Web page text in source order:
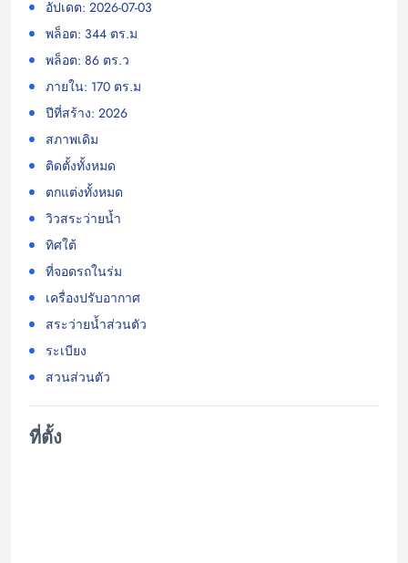
อัปเดต: 2026-07-03
พล็อต: 344 ตร.ม
พล็อต: 86 ตร.ว
ภายใน: 170 ตร.ม
ปีที่สร้าง: 2026
สภาพเดิม
ติดตั้งทั้งหมด
ตกแต่งทั้งหมด
วิวสระว่ายน้ำ
ทิศใต้
ที่จอดรถในร่ม
เครื่องปรับอากาศ
สระว่ายน้ำส่วนตัว
ระเบียง
สวนส่วนตัว
ที่ตั้ง